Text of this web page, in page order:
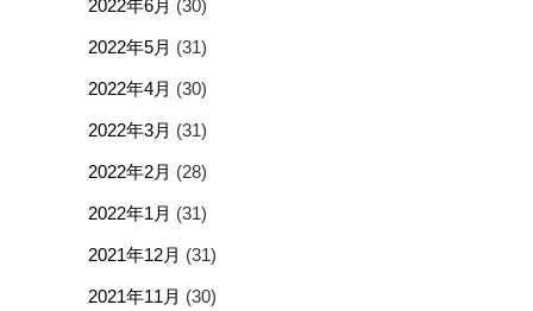
2022年6月 (30)
2022年5月 (31)
2022年4月 (30)
2022年3月 (31)
2022年2月 (28)
2022年1月 (31)
2021年12月 (31)
2021年11月 (30)